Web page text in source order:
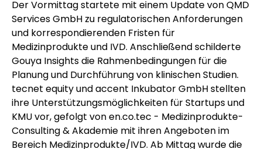
Der Vormittag startete mit einem Update von QMD
Services GmbH zu regulatorischen Anforderungen
und korrespondierenden Fristen für
Medizinprodukte und IVD. Anschließend schilderte
Gouya Insights die Rahmenbedingungen für die
Planung und Durchführung von klinischen Studien.
tecnet equity undaccent Inkubator GmbH stellten
ihre Unterstützungsmöglichkeiten für Startups und
KMU vor, gefolgt von en.co.tec - Medizinprodukte-
Consulting & Akademie mit ihren Angeboten im
Bereich Medizinprodukte/IVD. Ab Mittag wurde die